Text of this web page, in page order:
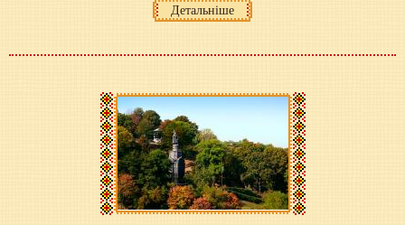
Детальніше